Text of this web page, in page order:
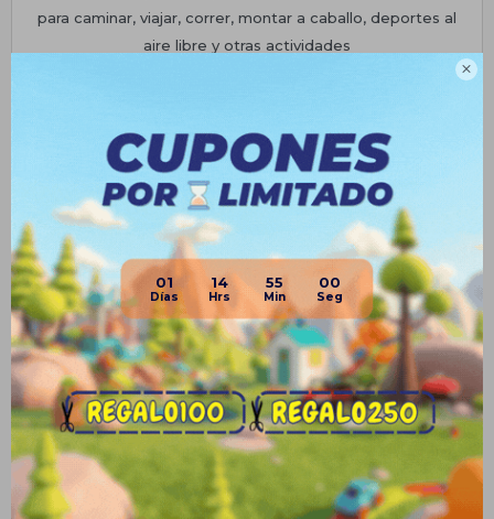

01 14 55 00
para caminar, viajar, correr, montar a caballo, deportes al
aire libre y otras actividades
Planes de cuotas
Envíos
Medios de pago
Productos que te pueden interesar